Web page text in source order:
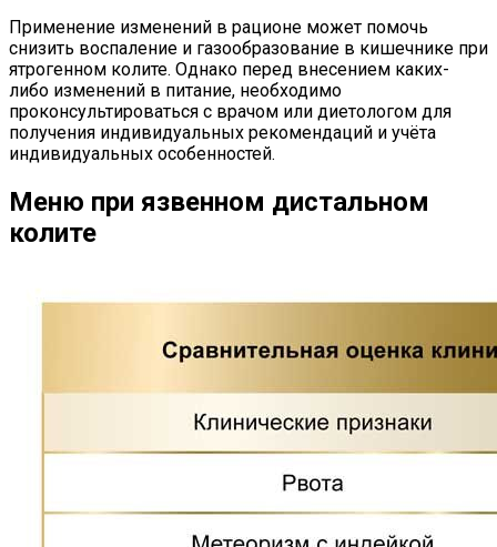
Применение изменений в рационе может помочь
снизить воспаление и газообразование в кишечнике при
ятрогенном колите. Однако перед внесением каких-
либо изменений в питание, необходимо
проконсультироваться с врачом или диетологом для
получения индивидуальных рекомендаций и учёта
индивидуальных особенностей.
Меню при язвенном дистальном
колите